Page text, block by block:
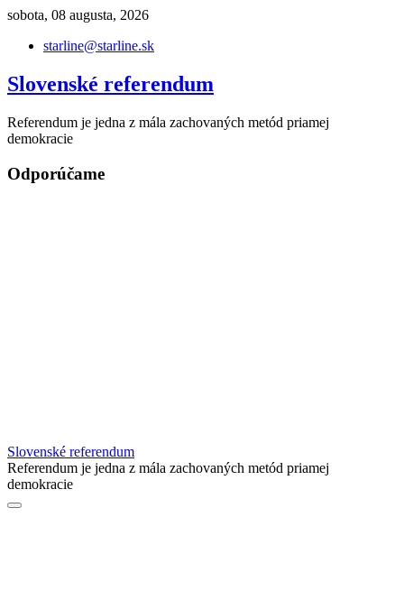
Skip
content
sobota, 08 augusta, 2026
starline@starline.sk
Slovenské referendum
Referendum je jedna z mála zachovaných metód priamej
demokracie
Odporúčame
Slovenské referendum
Referendum je jedna z mála zachovaných metód priamej
demokracie